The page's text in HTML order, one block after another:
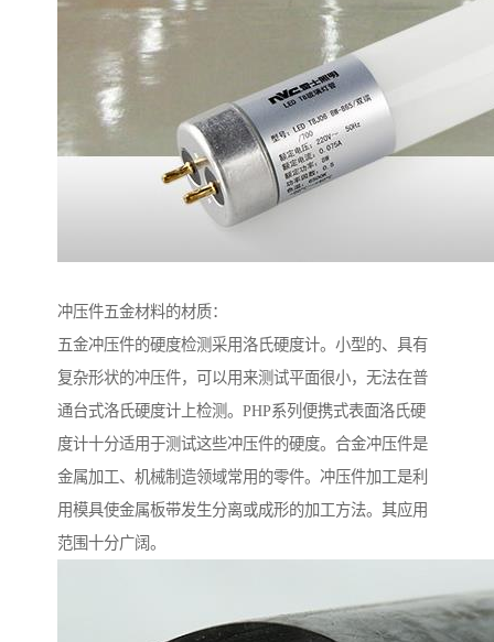
冲压件五金材料的材质：
五金冲压件的硬度检测采用洛氏硬度计。小型的、具有
复杂形状的冲压件，可以用来测试平面很小，无法在普
通台式洛氏硬度计上检测。PHP系列便携式表面洛氏硬
度计十分适用于测试这些冲压件的硬度。合金冲压件是
金属加工、机械制造领域常用的零件。冲压件加工是利
用模具使金属板带发生分离或成形的加工方法。其应用
范围十分广阔。